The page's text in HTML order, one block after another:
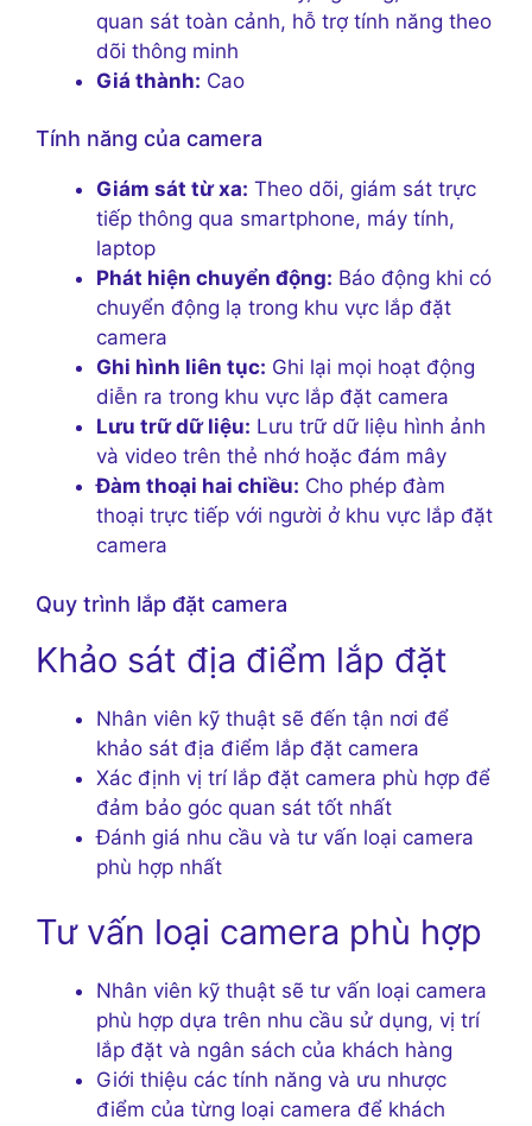
quan sát toàn cảnh, hỗ trợ tính năng theo
dõi thông minh
Giá thành: Cao
Tính năng của camera
Giám sát từ xa: Theo dõi, giám sát trực
tiếp thông qua smartphone, máy tính,
laptop
Phát hiện chuyển động: Báo động khi có
chuyển động lạ trong khu vực lắp đặt
camera
Ghi hình liên tục: Ghi lại mọi hoạt động
diễn ra trong khu vực lắp đặt camera
Lưu trữ dữ liệu: Lưu trữ dữ liệu hình ảnh
và video trên thẻ nhớ hoặc đám mây
Đàm thoại hai chiều: Cho phép đàm
thoại trực tiếp với người ở khu vực lắp đặt
camera
Quy trình lắp đặt camera
Khảo sát địa điểm lắp đặt
Nhân viên kỹ thuật sẽ đến tận nơi để
khảo sát địa điểm lắp đặt camera
Xác định vị trí lắp đặt camera phù hợp để
đảm bảo góc quan sát tốt nhất
Đánh giá nhu cầu và tư vấn loại camera
phù hợp nhất
Tư vấn loại camera phù hợp
Nhân viên kỹ thuật sẽ tư vấn loại camera
phù hợp dựa trên nhu cầu sử dụng, vị trí
lắp đặt và ngân sách của khách hàng
Giới thiệu các tính năng và ưu nhược
điểm của từng loại camera để khách